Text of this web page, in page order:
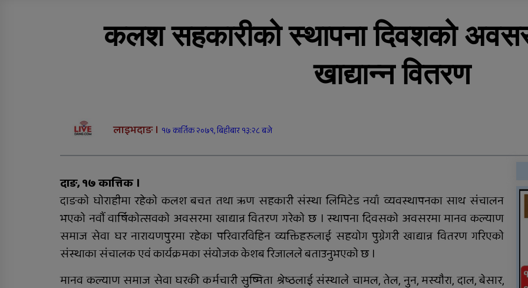
राप्तीमा निःशुल्क विशेषज्ञ सडक दुर्घटनामा श्रीमान्
गुमाएकी महिलालाई कुमारी
बैंक गढवाद्वारा १० लाख रुपैयाँ
बैंकबीच समन्वयात्मक
रुकुम पश्चिममा भ्यान र
मोटरसाइकल ठोक्किँदा एक
जनाको मृत्यु
दुग्ध चिस्यान केन्द्र अनुदान
हिनामिना आरोपमा
आठबिसकोटका मेयरसहित ११
जनाविरुद्ध भ्रष्टाचार मुद्दा
कलश सहकारीको स्थापना दिवशको
खाद्यान्न वितरण
लाइभदाङ । १७ कार्तिक २०७९, बिहीबार १३:२८ बजे
दाङ, १७ कात्तिक ।
दाङको घोराहीमा रहेको कलश बचत तथा ऋण सहकारी संस्था लिमिटेड नयाँ व्यवस्थापनका साथ संचालन
भएको नवौं वार्षिकोत्सवको अवसरमा खाद्यान्न वितरण गरेको छ । स्थापना दिवसको अवसरमा मानव कल्याण
समाज सेवा घर नारायणपुरमा रहेका परिवारविहिन व्यक्तिहरुलाई सहयोग पुग्नेगरी खाद्यान्न वितरण गरिएको
संस्थाका संचालक एवं कार्यक्रमका संयोजक केशब रिजालले बताउनुभएको छ ।
मानव कल्याण समाज सेवा घरकी कर्मचारी सुष्मिता श्रेष्ठलाई संस्थाले चामल, तेल, नुन, मस्यौरा, दाल, बेसार,